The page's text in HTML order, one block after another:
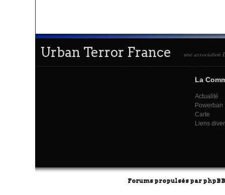
Urban Terror France une association
La
Actualité
Powerban
Carte
Liens
Forums propulsés par phpBB